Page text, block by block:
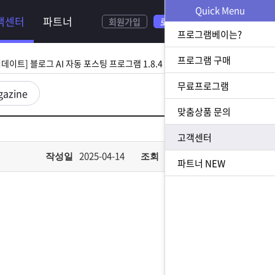
센터 파트너 회원가입 로그인
[ 2026.08.05 업데이트] 스토어 사업자 디비 추출 프로그램 1.5.9 업데이트
[ 2026.07.31 업데이트] 블로그 AI 자동 포스팅 프로그램 1.8.4 업데이트
이트] N사 쪽지 자동 발송 프로그램 1.3.0 업데이트
[ 2026.07.23 업데이트] 황금 키워드 수집 추출 프로그램 1.1.8 업데이트
작성일 2025-04-14 조회
Quick Menu
프로그램베이는?
프로그램 구매
무료프로그램
맞춤상품 문의
고객센터
파트너 NEW